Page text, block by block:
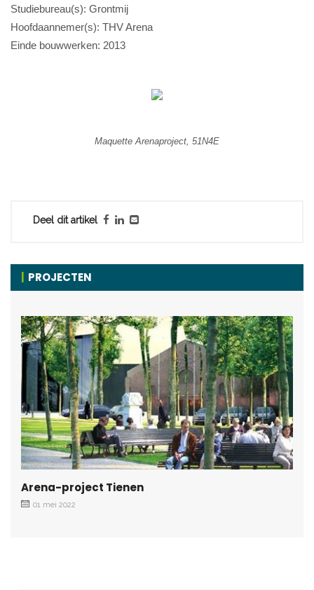
Studiebureau(s): Grontmij
Hoofdaannemer(s): THV Arena
Einde bouwwerken: 2013
Maquette Arenaproject, 51N4E
Deel dit artikel
PROJECTEN
Arena-project Tienen
01 mei 2022